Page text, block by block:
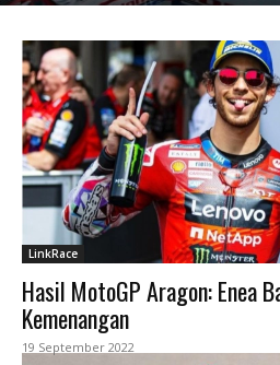
LinkRace
Hasil MotoGP Aragon: Enea
Kemenangan
19 September 2022